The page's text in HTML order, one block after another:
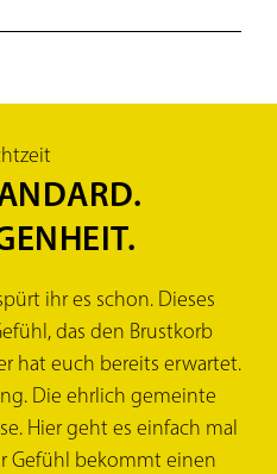
ihr es schon. Dieses
das den Brustkorb
hat euch bereits erwartet.
Die ehrlich gemeinte
Hier geht es einfach mal
Gefühl bekommt einen